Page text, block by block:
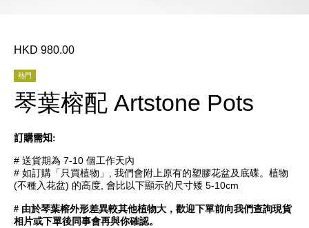
HKD 980.00
熱門
琴葉榕配 Artstone Pots
訂購需知 :
# 送貨期為 7-10 個工作天內
# 如訂購「只買植物」, 我們會附上原有的塑膠花盆及底碟。植物
(不種入花盆) 的高度, 會比以下顯示的尺寸矮 5-10cm
# 由於琴葉榕外形差異較其他植物大，歡迎下單前向我們查詢現貨
相片或下單後同事會再與你確認。